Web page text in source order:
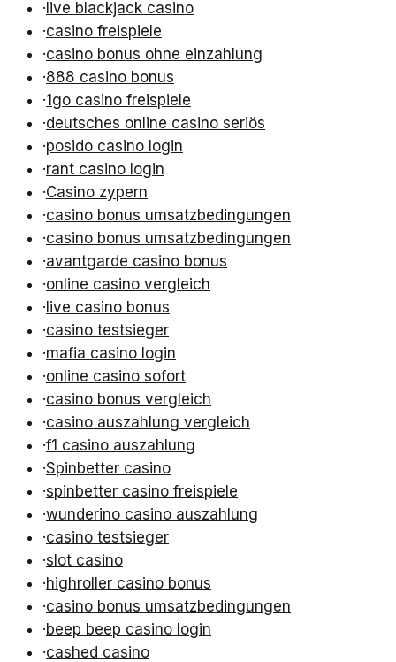
·live blackjack casino
·casino freispiele
·casino bonus ohne einzahlung
·888 casino bonus
·1go casino freispiele
·deutsches online casino seriös
·posido casino login
·rant casino login
·Casino zypern
·casino bonus umsatzbedingungen
·casino bonus umsatzbedingungen
·avantgarde casino bonus
·online casino vergleich
·live casino bonus
·casino testsieger
·mafia casino login
·online casino sofort
·casino bonus vergleich
·casino auszahlung vergleich
·f1 casino auszahlung
·Spinbetter casino
·spinbetter casino freispiele
·wunderino casino auszahlung
·casino testsieger
·slot casino
·highroller casino bonus
·casino bonus umsatzbedingungen
·beep beep casino login
·cashed casino